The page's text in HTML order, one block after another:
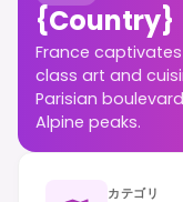
{country}
France
class art and
Parisian
Alpine peaks.
カテゴリ